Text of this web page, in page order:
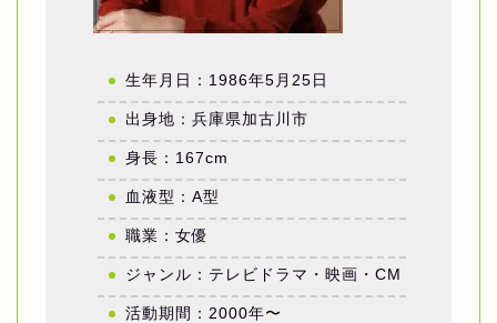
生年月日：1986年5月25日
出身地：兵庫県加古川市
身長：167cm
血液型：A型
職業：女優
ジャンル：テレビドラマ・映画・CM
活動期間：2000年〜